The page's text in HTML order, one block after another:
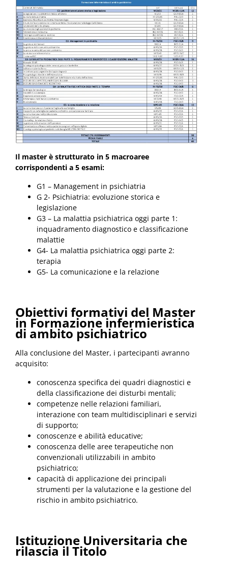
Il master è strutturato in 5 macroaree
corrispondenti a 5 esami:
G1 – Management in psichiatria
G 2- Psichiatria: evoluzione storica e
legislazione
G3 – La malattia psichiatrica oggi parte 1:
inquadramento diagnostico e classificazione
malattie
G4- La malattia psichiatrica oggi parte 2:
terapia
G5- La comunicazione e la relazione
Obiettivi formativi del Master
in Formazione infermieristica
di ambito psichiatrico
Alla conclusione del Master, i partecipanti avranno
acquisito:
conoscenza specifica dei quadri diagnostici e
della classificazione dei disturbi mentali;
competenze nelle relazioni familiari,
interazione con team multidisciplinari e servizi
di supporto;
conoscenze e abilità educative;
conoscenza delle aree terapeutiche non
convenzionali utilizzabili in ambito
psichiatrico;
capacità di applicazione dei principali
strumenti per la valutazione e la gestione del
rischio in ambito psichiatrico.
Istituzione Universitaria che
rilascia il Titolo